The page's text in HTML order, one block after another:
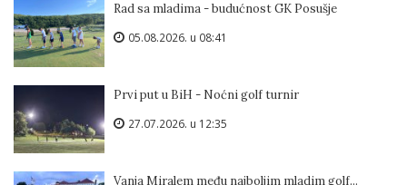
Rad sa mladima - budućnost GK Posušje
05.08.2026. u 08:41
Prvi put u BiH - Noćni golf turnir
27.07.2026. u 12:35
Vanja Miralem među najboljim mladim golf...